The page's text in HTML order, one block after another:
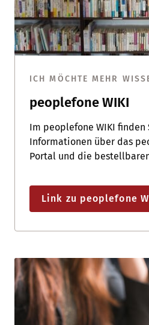
ICH MÖCHTE MEHR
peoplefone WIKI
Im peoplefone WIKI
Informationen über das
Portal und die
Link zu peoplefone